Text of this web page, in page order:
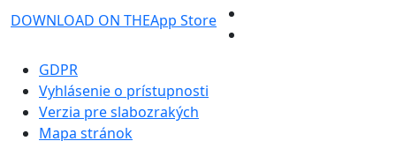
DOWNLOAD ON THEApp Store
GDPR
Vyhlásenie o prístupnosti
Verzia pre slabozrakých
Mapa stránok